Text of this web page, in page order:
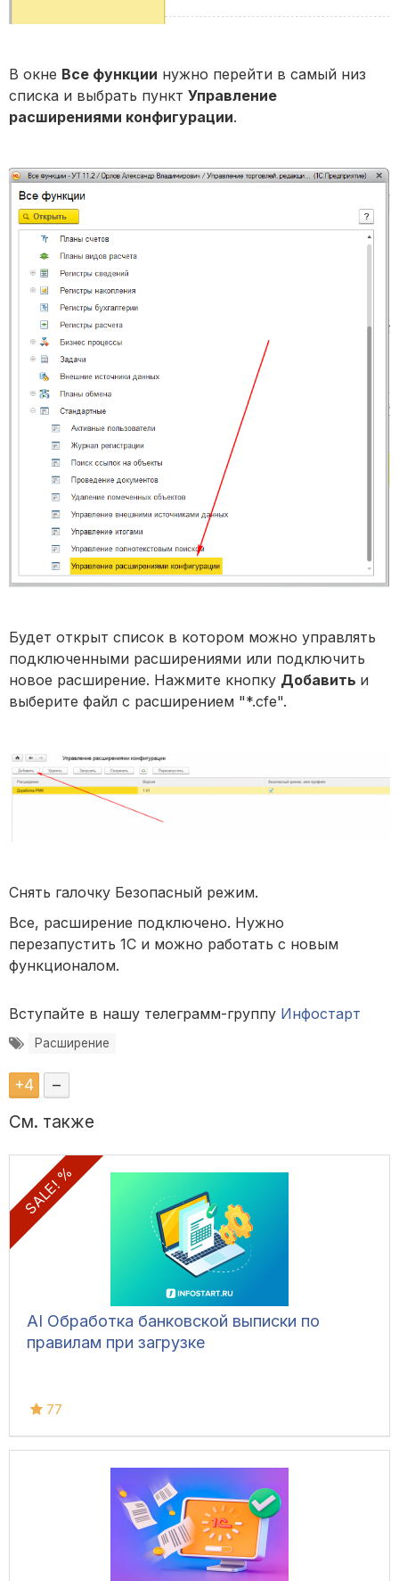
В окне Все функции нужно перейти в самый низ
списка и выбрать пункт Управление
расширениями конфигурации.
Будет открыт список в котором можно управлять
подключенными расширениями или подключить
новое расширение. Нажмите кнопку Добавить и
выберите файл с расширением "*.cfe".
Снять галочку Безопасный режим.
Все, расширение подключено. Нужно
перезапустить 1С и можно работать с новым
функционалом.
Вступайте в нашу телеграмм-группу Инфостарт
Расширение
+4 –
См. также
SALE! %
AI Обработка банковской выписки по
правилам при загрузке
77